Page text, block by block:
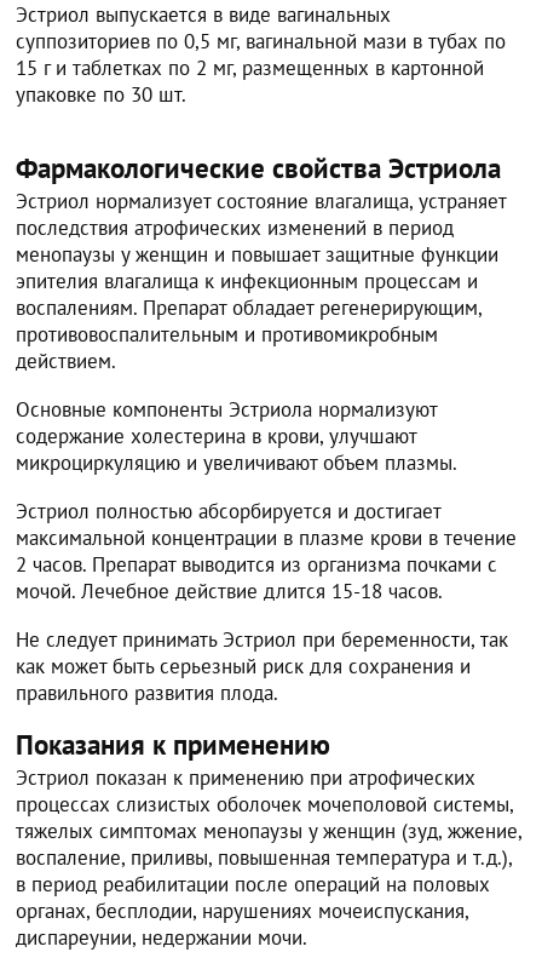
Эстриол выпускается в виде вагинальных
суппозиториев по 0,5 мг, вагинальной мази в тубах по
15 г и таблетках по 2 мг, размещенных в картонной
упаковке по 30 шт.
Фармакологические свойства Эстриола
Эстриол нормализует состояние влагалища, устраняет
последствия атрофических изменений в период
менопаузы у женщин и повышает защитные функции
эпителия влагалища к инфекционным процессам и
воспалениям. Препарат обладает регенерирующим,
противовоспалительным и противомикробным
действием.
Основные компоненты Эстриола нормализуют
содержание холестерина в крови, улучшают
микроциркуляцию и увеличивают объем плазмы.
Эстриол полностью абсорбируется и достигает
максимальной концентрации в плазме крови в течение
2 часов. Препарат выводится из организма почками с
мочой. Лечебное действие длится 15-18 часов.
Не следует принимать Эстриол при беременности, так
как может быть серьезный риск для сохранения и
правильного развития плода.
Показания к применению
Эстриол показан к применению при атрофических
процессах слизистых оболочек мочеполовой системы,
тяжелых симптомах менопаузы у женщин (зуд, жжение,
воспаление, приливы, повышенная температура и т.д.),
в период реабилитации после операций на половых
органах, бесплодии, нарушениях мочеиспускания,
диспареунии, недержании мочи.